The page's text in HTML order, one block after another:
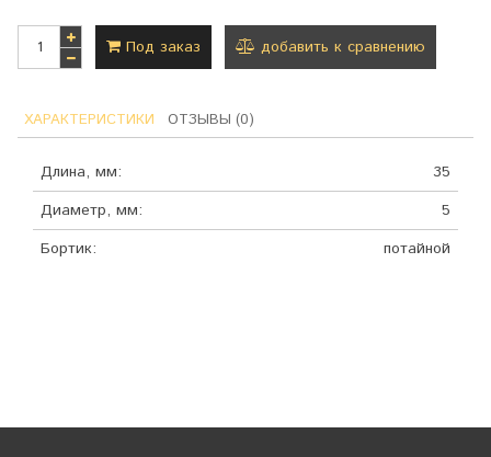
Под заказ добавить к сравнению
ХАРАКТЕРИСТИКИ ОТЗЫВЫ (0)
Длина, мм:
35
Диаметр, мм:
5
Бортик:
потайной